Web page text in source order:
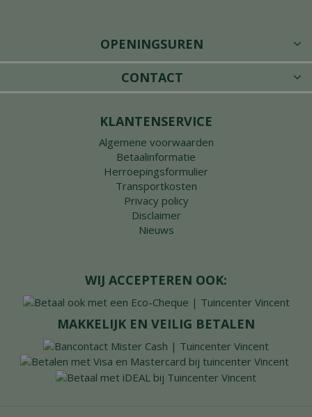
OPENINGSUREN
CONTACT
KLANTENSERVICE
Algemene voorwaarden
Betaalinformatie
Herroepingsformulier
Transportkosten
Privacy policy
Disclaimer
Nieuws
WIJ ACCEPTEREN OOK:
MAKKELIJK EN VEILIG BETALEN